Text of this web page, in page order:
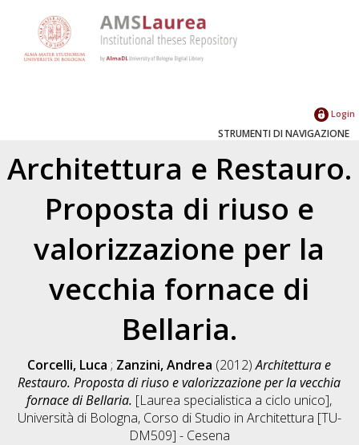
Login
STRUMENTI DI NAVIGAZIONE
Architettura e Restauro.
Proposta di riuso e
valorizzazione per la
vecchia fornace di
Bellaria.
Corcelli, Luca ; Zanzini, Andrea (2012)Architettura e
Restauro. Proposta di riuso e valorizzazione per la vecchia
fornace di Bellaria. [Laurea specialistica a ciclo unico],
Università di Bologna, Corso di Studio in Architettura [TU-
DM509] - Cesena